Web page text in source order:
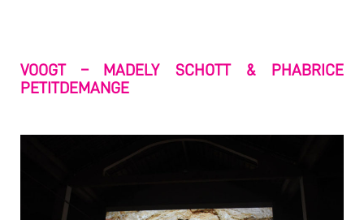
VOOGT – MADELY SCHOTT & PHABRICE
PETITDEMANGE